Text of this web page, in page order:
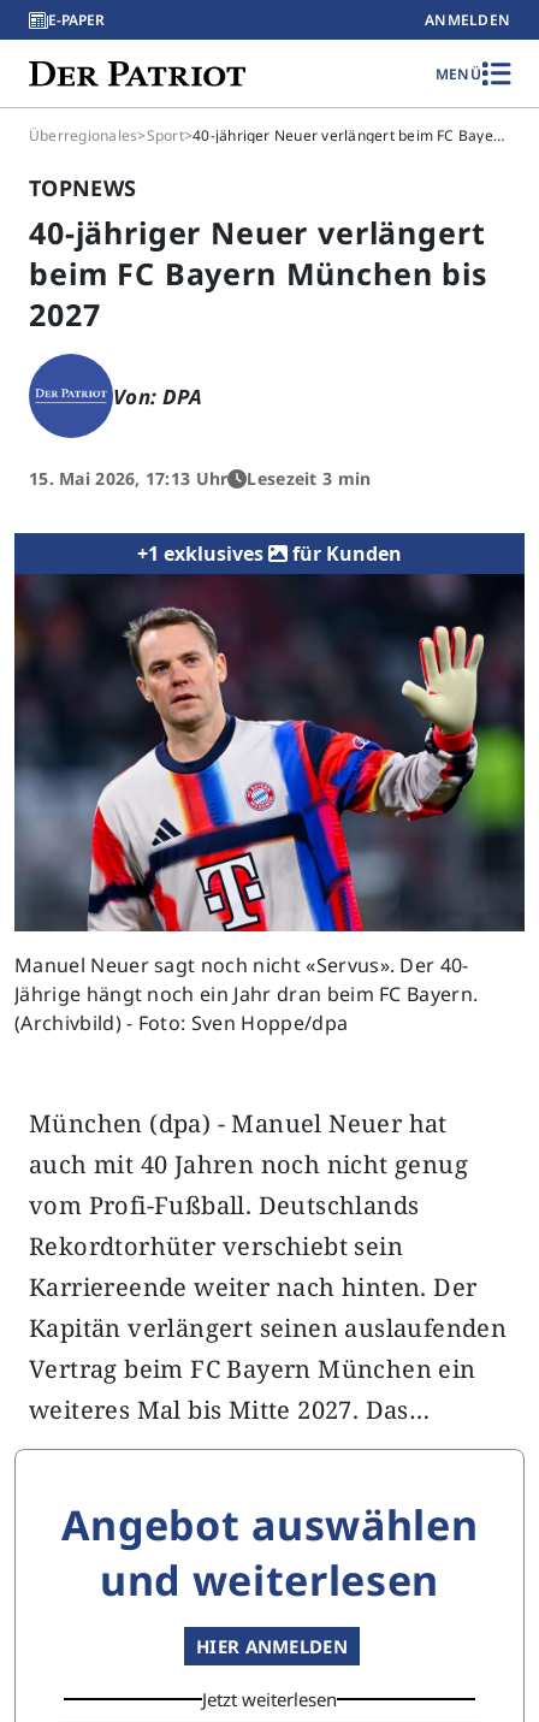
E-PAPER ANMELDEN
MENÜ
Überregionales>Sport> 40-jähriger Neuer verlängert beim FC Bayern München bis 2027
TOPNEWS
40-jähriger Neuer verlängert
beim FC Bayern München bis
2027
Von: DPA
15. Mai 2026, 17:13 Uhr Lesezeit 3 min
+1 exklusives für Kunden
Manuel Neuer sagt noch nicht «Servus». Der 40-
Jährige hängt noch ein Jahr dran beim FC Bayern.
(Archivbild) - Foto: Sven Hoppe/dpa
München (dpa) - Manuel Neuer hat
auch mit 40 Jahren noch nicht genug
vom Profi-Fußball. Deutschlands
Rekordtorhüter verschiebt sein
Karriereende weiter nach hinten. Der
Kapitän verlängert seinen auslaufenden
Vertrag beim FC Bayern München ein
weiteres Mal bis Mitte 2027. Das…
Angebot auswählen
und weiterlesen
HIER ANMELDEN
Jetzt weiterlesen